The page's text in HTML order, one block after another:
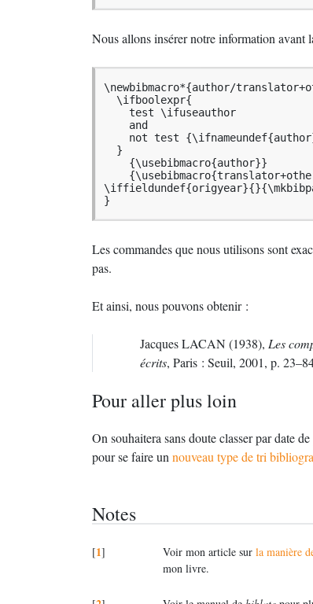
Nous allons insérer notre information avant
\newbibmacro*{author/
}
Les commandes que nous utilisons sont
pas.
Et ainsi, nous pouvons obtenir :
JacquesLACAN(1938), Les
écrits, Paris : Seuil, 2001, p.
Pour aller plus loin
On souhaitera sans doute classer par date
pour se faire un nouveau type de tri
Notes
[1] Voir mon article sur la manière
mon livre.